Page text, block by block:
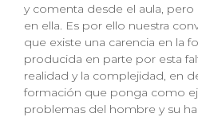
y comenta desde el aula,
en ella. Es por ello nuestra
que existe una carencia en la
producida en parte por esta
realidad y la complejidad, en
formación que ponga como
problemas del hombre y su